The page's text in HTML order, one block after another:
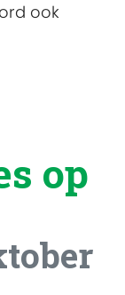
ook
op